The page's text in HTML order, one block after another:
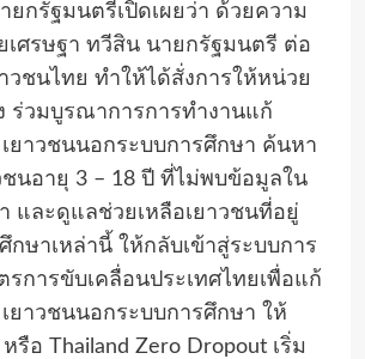
ยกรัฐมนตรีเปิดเผยว่า ด้วยความ
เศรษฐา ทวีสิน นายกรัฐมนตรี ต่อ
วชนไทย ทำให้ได้สั่งการให้หน่วย
ร่วมบูรณาการการทำงานแก้
ยาวชนนอกระบบการศึกษา ค้นหา
ชนอายุ 3 – 18 ปี ที่ไม่พบข้อมูลใน
และดูแลช่วยเหลือเยาวชนที่อยู่
กษาเหล่านี้ ให้กลับเข้าสู่ระบบการ
การขับเคลื่อนประเทศไทยเพื่อแก้
ยาวชนนอกระบบการศึกษา ให้
รือ Thailand Zero Dropout เริ่ม